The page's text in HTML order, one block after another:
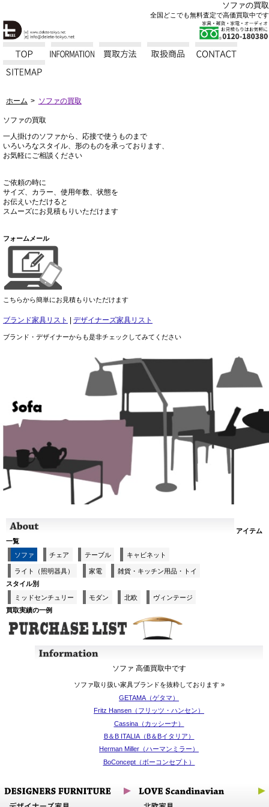
ソファの買取
全国どこでも無料査定で高価買取中です
ホーム ソファの買取
ソファの買取
一人掛けのソファから、応接で使うものまで
いろいろなスタイル、形のものを承っております、
お気軽にご相談ください
ご依頼の時に
サイズ、カラー、使用年数、状態を
お伝えいただけると
スムーズにお見積もりいただけます
フォームメール
こちらから簡単にお見積もりいただけます
ブランド家具リスト | デザイナーズ家具リスト
ブランド・デザイナーからも是非チェックしてみてください
アイテム
一覧
ソファ
チェア テーブル キャビネット
ライト（照明器具） 家電
雑貨・キッチン用品・トイ
スタイル別
ミッドセンチュリー
モダン 北欧
ヴィンテージ
買取実績の一例
ソファ 高価買取中です
ソファ取り扱い家具ブランドを抜粋しております »
GETAMA（ゲタマ）
Fritz Hansen（フリッツ・ハンセン）
Cassina（カッシーナ）
B＆B ITALIA（B＆Bイタリア）
Herman Miller（ハーマンミラー）
BoConcept（ボーコンセプト）
Carl Hansen＆Son（カールハンセン＆サン）